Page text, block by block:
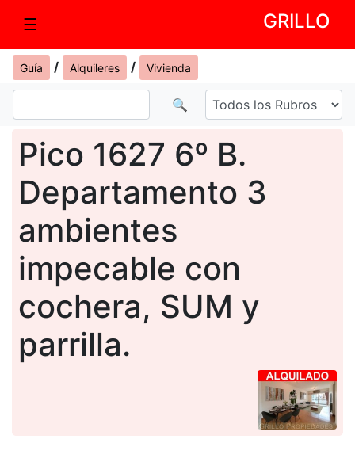
☰ GRILLO
Guía / Alquileres / Vivienda
🔍
Pico 1627 6º B.
Departamento 3
ambientes
impecable con
cochera, SUM y
parrilla.